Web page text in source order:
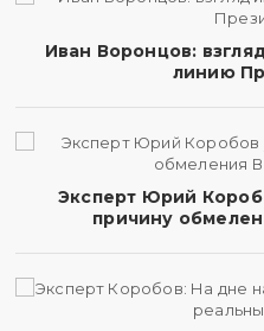
Иван Воронцов:
линию
Эксперт Юрий
причину